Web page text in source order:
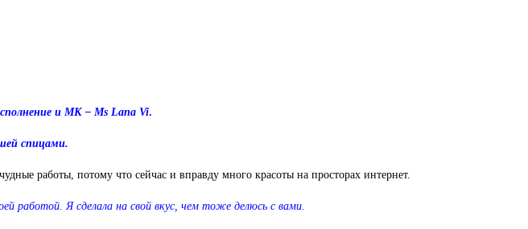
и МК – Ms Lana Vi.
спицами.
работы, потому что сейчас и вправду много красоты на просторах интернет.
работой. Я сделала на свой вкус, чем тоже делюсь с вами.